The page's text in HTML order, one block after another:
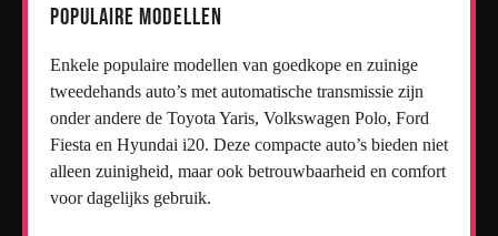
Populaire Modellen
Enkele populaire modellen van goedkope en zuinige
tweedehands auto’s met automatische transmissie zijn
onder andere de Toyota Yaris, Volkswagen Polo, Ford
Fiesta en Hyundai i20. Deze compacte auto’s bieden niet
alleen zuinigheid, maar ook betrouwbaarheid en comfort
voor dagelijks gebruik.